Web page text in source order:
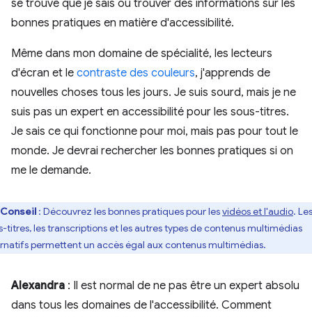
se trouve que je sais où trouver des informations sur les
bonnes pratiques en matière d'accessibilité.
Même dans mon domaine de spécialité, les lecteurs
d'écran et le contraste des couleurs, j'apprends de
nouvelles choses tous les jours. Je suis sourd, mais je ne
suis pas un expert en accessibilité pour les sous-titres.
Je sais ce qui fonctionne pour moi, mais pas pour tout le
monde. Je devrai rechercher les bonnes pratiques si on
me le demande.
Conseil : Découvrez les bonnes pratiques pour lesvidéos et l'audio. Les
titres, les transcriptions et les autres types de contenus multimédias
permettent un accès égal aux contenus multimédias.
Alexandra : Il est normal de ne pas être un expert absolu
dans tous les domaines de l'accessibilité. Comment